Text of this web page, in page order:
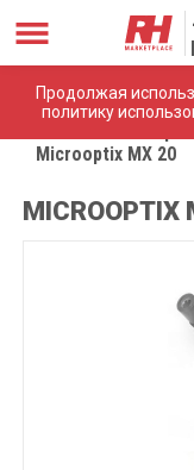
Продолжая
политику
Microoptix MX 20
MICROOPTIX